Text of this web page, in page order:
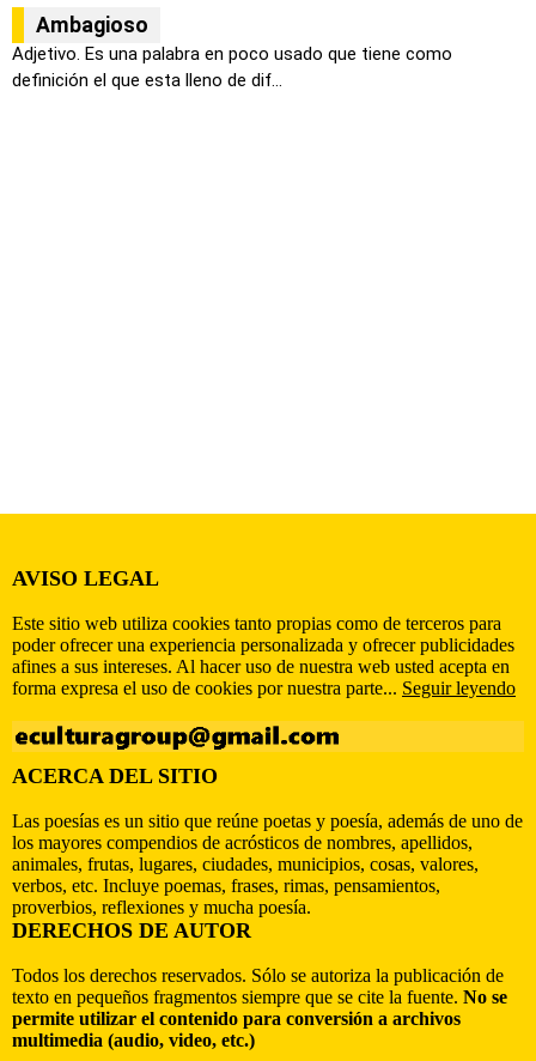
Ambagioso
Adjetivo. Es una palabra en poco usado que tiene como
definición el que esta lleno de dif...
AVISO LEGAL
Este sitio web utiliza cookies tanto propias como de terceros para
poder ofrecer una experiencia personalizada y ofrecer publicidades
afines a sus intereses. Al hacer uso de nuestra web usted acepta en
forma expresa el uso de cookies por nuestra parte... Seguir leyendo
ACERCA DEL SITIO
Las poesías es un sitio que reúne poetas y poesía, además de uno de
los mayores compendios de acrósticos de nombres, apellidos,
animales, frutas, lugares, ciudades, municipios, cosas, valores,
verbos, etc. Incluye poemas, frases, rimas, pensamientos,
proverbios, reflexiones y mucha poesía.
DERECHOS DE AUTOR
Todos los derechos reservados. Sólo se autoriza la publicación de
texto en pequeños fragmentos siempre que se cite la fuente. No se
permite utilizar el contenido para conversión a archivos
multimedia (audio, video, etc.)